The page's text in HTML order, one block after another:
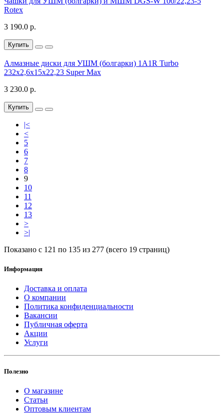
Rotex
3 190.0 р.
Купить
Алмазные диски для УШМ (болгарки) 1A1R Turbo
232x2,6x15x22,23 Super Max
3 230.0 р.
Купить
|<
<
5
6
7
8
9
10
11
12
13
>
>|
Показано с 121 по 135 из 277 (всего 19 страниц)
Информация
Доставка и оплата
О компании
Политика конфиденциальности
Вакансии
Публичная оферта
Акции
Услуги
Полезно
О магазине
Статьи
Оптовым клиентам